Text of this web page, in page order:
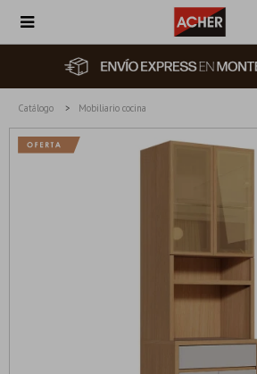

Catálogo Mobiliario cocina